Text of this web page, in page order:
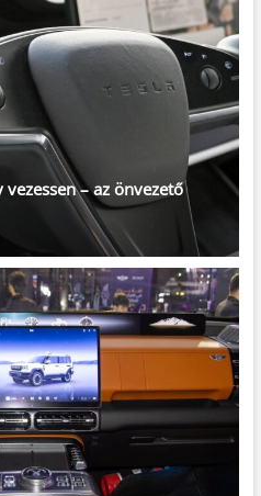
– az önvezető